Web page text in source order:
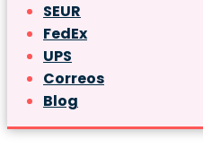
SEUR
FedEx
UPS
Correos
Blog